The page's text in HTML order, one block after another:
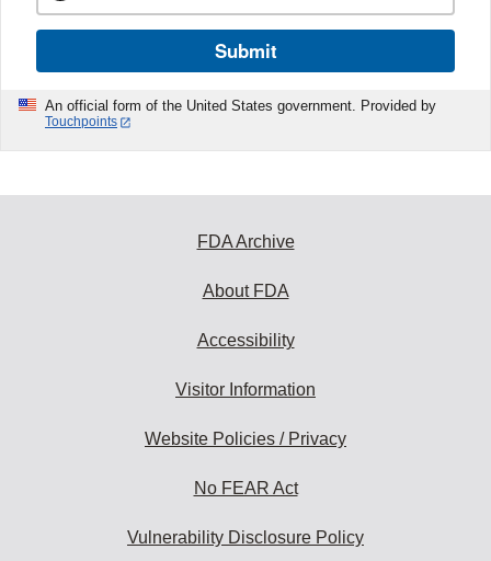
Submit
An official form of the United States government. Provided by
Touchpoints
FDA Archive
About FDA
Accessibility
Visitor Information
Website Policies / Privacy
No FEAR Act
Vulnerability Disclosure Policy